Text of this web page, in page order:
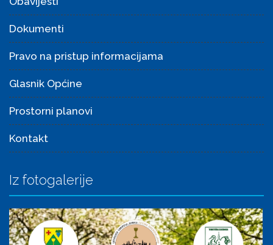
Dokumenti
Pravo na pristup informacijama
Glasnik Općine
Prostorni planovi
Kontakt
Iz fotogalerije